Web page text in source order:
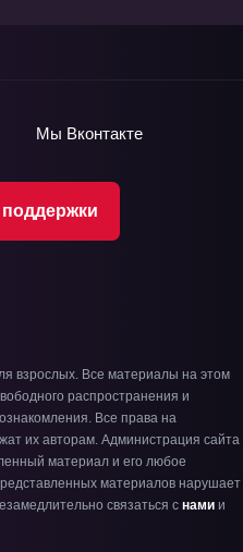
Мы Вконтакте
взрослых. Все материалы на этом
распространения и
Все права на
их авторам. Администрация сайта
материал и его любое
материалов нарушает
связаться с нами и